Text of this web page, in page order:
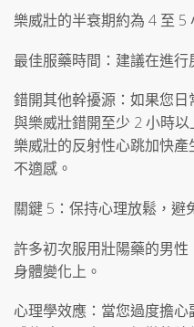
樂威壯的半衰期約為 4 至 5
最佳服藥時間：建議在進行
錯開其他幹擾源：如果您
與樂威壯錯開至少 2 小時
樂威壯的反射性心跳加快
不適感。
關鍵 5：保持心理放鬆，避
許多初次服用壯陽藥的男
身體變化上。
心理學效應：當您過度擔